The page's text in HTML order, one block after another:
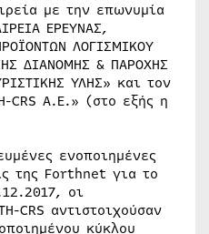
με την επωνυμία
ΕΡΕΥΝΑΣ,
ΛΟΓΙΣΜΙΚΟΥ
ΔΙΑΝΟΜΗΣ & ΠΑΡΟΧΗΣ
ΥΛΗΣ» και τον
CRS Α.Ε.» (στο εξής η
ενοποιημένες
της Forthnet για το
οι
CRS αντιστοιχούσαν
κύκλου